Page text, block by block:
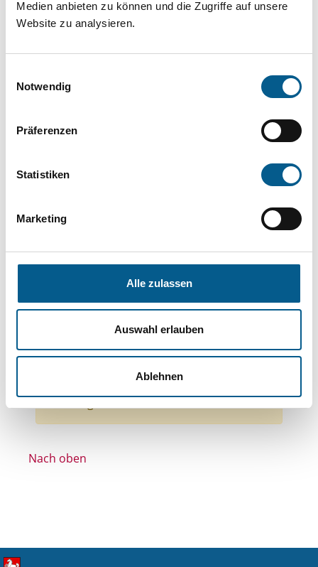
Medien anbieten zu können und die Zugriffe auf unsere
Website zu analysieren.
Notwendig
Präferenzen
Statistiken
Marketing
Alle zulassen
Auswahl erlauben
Ablehnen
Suche bitte die Groß- und Kleinschreibung
beachten.
können durch die Wahl von Bereichen oder
Themen: Politische Bildung & Demokratie
Themen: Ländliche Entwicklung
Themen: Wissenschaft und Forschung
Themen: Gesundheitswesen
Themen: Sport
Themen: Kirchliche Zwecke
Nach oben